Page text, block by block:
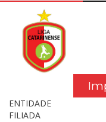
ENTIDADE
FILIADA